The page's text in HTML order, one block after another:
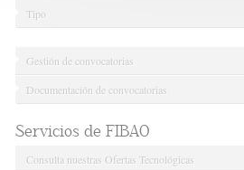
Tipo
Gestión de convocatorias
Documentación de convocatorias
Servicios de FIBAO
Consulta nuestras Ofertas Tecnológicas